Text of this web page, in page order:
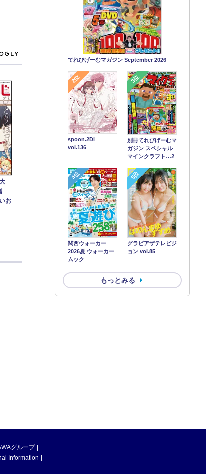
てれびげーむマガジン September 2026
2位
spoon.2Di
vol.136
3位
別冊てれびげーむマ
ガジン スペシャル
マインクラフト…2
4位
関西ウォーカー
2026夏 ウォーカー
ムック
5位
グラビアザテレビジ
ョン vol.85
もっとみる
お
グループ
Information